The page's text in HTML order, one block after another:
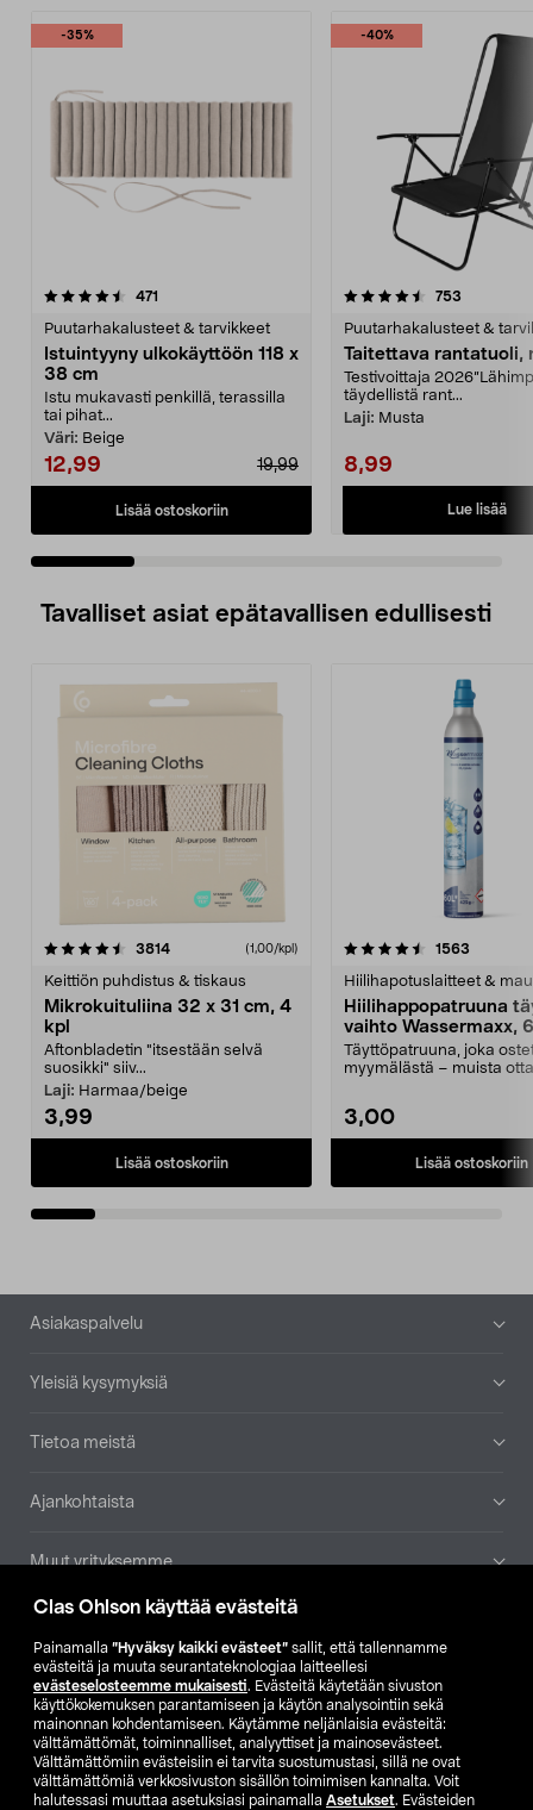
Clas Ohlson käyttää evästeitä
Painamalla ”Hyväksy kaikki evästeet” sallit, että tallennamme
evästeitä ja muuta seurantateknologiaa laitteellesi
evästeselosteemme mukaisesti. Evästeitä käytetään sivuston
käyttökokemuksen parantamiseen ja käytön analysointiin sekä
mainonnan kohdentamiseen. Käytämme neljänlaisia evästeitä:
välttämättömät, toiminnalliset, analyyttiset ja mainosevästeet.
Välttämättömiin evästeisiin ei tarvita suostumustasi, sillä ne ovat
välttämättömiä verkkosivuston sisällön toimimisen kannalta. Voit
halutessasi muuttaa asetuksiasi painamalla Asetukset. Evästeiden
-35%
471
Puutarhakalusteet & tarvikkeet
Istuintyyny ulkokäyttöön 118 x
38 cm
Istu mukavasti penkillä, terassilla
tai pihat...
Väri: Beige
12,99 19,99
Lisää ostoskoriin
-40%
4.5 viidestä
753
Puutarhakalusteet &
Taitettava rantatuoli,
Testivoittaja
täydellistä rant...
Laji: Musta
8,99
Lue lisää
4.5 viidestä
Tavalliset asiat epätavallisen edullisesti
3814arvostelut (1,00/kpl)
Keittiön puhdistus & tiskaus
Mikrokuituliina 32 x 31 cm, 4
kpl
Aftonbladetin "itsestään selvä
suosikki" siiv...
Laji: Harmaa/beige
3,99
Lisää ostoskoriin
4.5viidestä
1563
Hiilihapotuslaitteet &
Hiilihappopatruuna
vaihto Wassermaxx,
Täyttöpatruuna, joka
myymälästä – muista
3,00
Lisää ostoskoriin
4.5viidestä
Alatunniste
Asiakaspalvelu
Yleisiä kysymyksiä
Tietoa meistä
Ajankohtaista
Muut yrityksemme
Etsi myymälä
SE NO FI
FI SV